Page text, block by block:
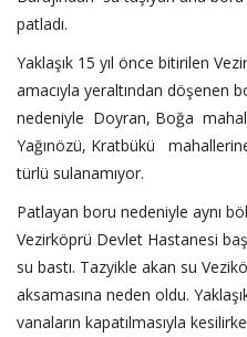
patladı.
Yaklaşık 15 yıl önce bitirilen
amacıyla yeraltından döşenen
nedeniyle Doyran, Boğa
Yağınözü, Kratbükü
türlü sulanamıyor.
Patlayan boru nedeniyle aynı
Vezirköprü Devlet Hastanesi
su bastı. Tazyikle akan su
aksamasına neden oldu.
vanaların kapatılmasıyla